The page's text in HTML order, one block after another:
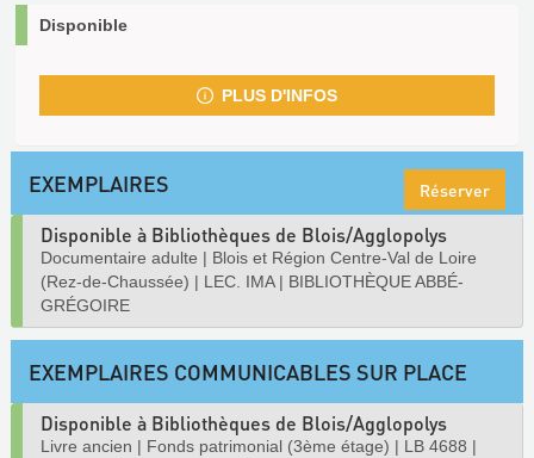
Disponible
PLUS D'INFOS
EXEMPLAIRES Réserver
Disponible à Bibliothèques de Blois/Agglopolys
Documentaire adulte | Blois et Région Centre-Val de Loire
(Rez-de-Chaussée) | LEC. IMA| BIBLIOTHÈQUE ABBÉ-
GRÉGOIRE
EXEMPLAIRES COMMUNICABLES SUR PLACE
Disponible à Bibliothèques de Blois/Agglopolys
Livre ancien | Fonds patrimonial (3ème étage) | LB 4688 |